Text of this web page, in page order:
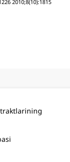
2010;8(10):1815